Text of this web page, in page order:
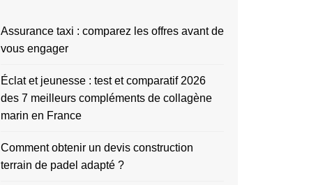
Assurance taxi : comparez les offres avant de
vous engager
Éclat et jeunesse : test et comparatif 2026
des 7 meilleurs compléments de collagène
marin en France
Comment obtenir un devis construction
terrain de padel adapté ?